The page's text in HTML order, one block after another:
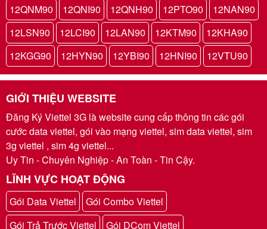
12QNM90
12QNI90 12QNH90 12PTO90
12NAN90
12LSN90
12LCI90 12LAN90 12KTM90
12KHA90
12KGG90
12HYN90 12YBI90 12HNI90 12VTU90
GIỚI THIỆU WEBSITE
Đăng Ký Viettel 3G là website cung cấp thông tin các gói
cước data viettel, gói vào mạng viettel, sim data viettel, sim
3g viettel , sim 4g viettel...
Uy Tin - Chuyên Nghiệp - An Toàn - Tin Cậy.
LĨNH VỰC HOẠT ĐỘNG
Gói Data Viettel
Gói Combo Viettel
Gói Trả Trước Viettel
Gói DCom Viettel